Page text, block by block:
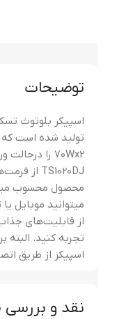
توضیحات
70Wx2 را درحالت ورودی برق AC ساپورت می کند.
محصول محسوب
میتوانید موبایل
از قابلیت‌های
تجربه کنید.
اسپیکر از طریق
نقد و